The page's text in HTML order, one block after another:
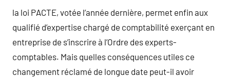
la loi PACTE, votée l’année dernière, permet enfin aux
qualifié d’expertise chargé de comptabilité exerçant en
entreprise de s’inscrire à l’Ordre des experts-
comptables. Mais quelles conséquences utiles ce
changement réclamé de longue date peut-il avoir